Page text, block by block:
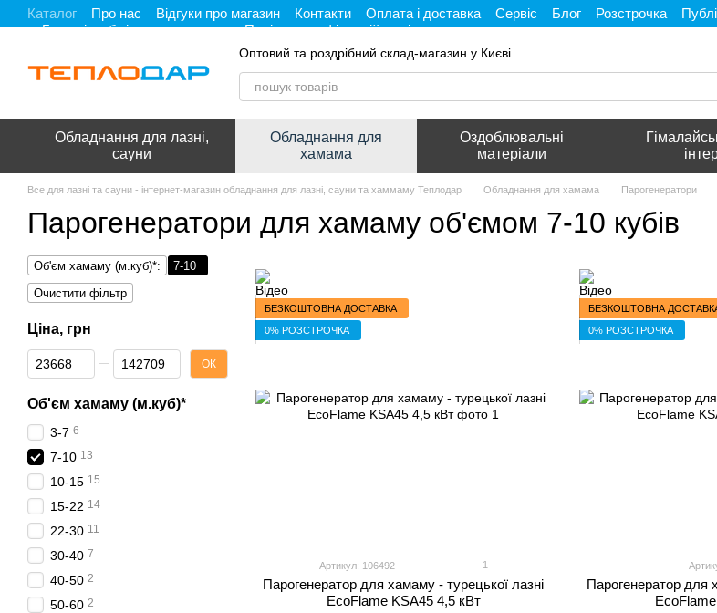
Перейти до основного контенту
Каталог Про нас Відгуки про магазин Контакти Оплата і доставка Сервіс Блог Розстрочка
Гарантія, обмін та повернення
Політика конфіденційності
Оптовий та роздрібний склад-магазин у Києві
Обладнання для лазні,
сауни
Обладнання для
хамама
Оздоблювальні
матеріали
Все для лазні та сауни - інтернет-магазин обладнання для лазні, сауни та хаммаму Теплодар Обладнання для хамама Парогенератори
Парогенератори для хамаму об'ємом 7-10 кубів
БЕЗКОШТОВНА ДОСТАВКА
0% РОЗСТРОЧКА
Артикул: 106492 1
Парогенератор для хамаму - турецької лазні
EcoFlame KSA45 4,5 кВт
БЕЗКОШТОВНА
0% РОЗСТРОЧКА
Парогенератор для
Об'єм хамаму (м.куб)*:
7-10
Очистити фільтр
Ціна, грн
Від Ціна, грн
До Ціна, грн ОК
Об'єм хамаму (м.куб)*
3-7 6
7-10 13
10-15 15
15-22 14
22-30 11
30-40 7
40-50 2
50-60 2